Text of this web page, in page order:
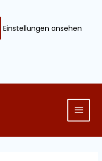
Einstellungen ansehen